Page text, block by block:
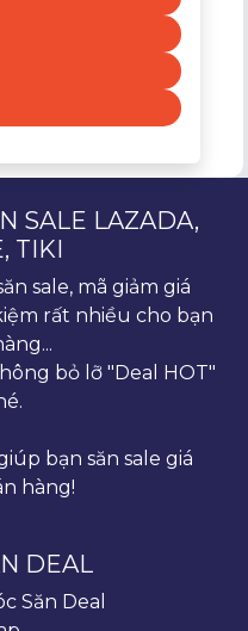
SALE LAZADA,
TIKI
sale, mã giảm giá
rất nhiều cho bạn
bỏ lỡ "Deal HOT"
bạn săn sale giá
hàng!
DEAL
Săn Deal